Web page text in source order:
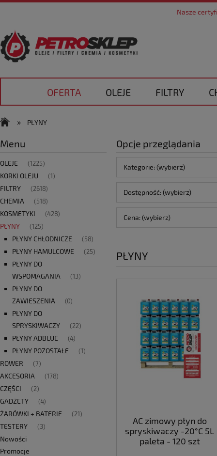
Nasze
OFERTA OLEJE FILTRY
» PŁYNY
Menu
OLEJE (1225)
KORKI OLEJU (1)
FILTRY (2618)
CHEMIA (518)
KOSMETYKI (428)
PŁYNY (125)
PŁYNY CHŁODNICZE (58)
PŁYNY HAMULCOWE (25)
PŁYNY DO
WSPOMAGANIA
(13)
PŁYNY DO
ZAWIESZENIA
(0)
PŁYNY DO
SPRYSKIWACZY
(22)
PŁYNY ADBLUE (4)
PŁYNY POZOSTAŁE (1)
ROWER (7)
AKCESORIA (178)
CZĘŚCI (2)
GADŻETY (4)
ŻARÓWKI + BATERIE (21)
TESTERY (3)
Nowości
Promocje
Opcje przeglądania
Kategorie: (wybierz)
Dostępność: (wybierz)
Cena: (wybierz)
PŁYNY
AC zimowy płyn do
spryskiwaczy -20°C 5L
paleta - 120 szt